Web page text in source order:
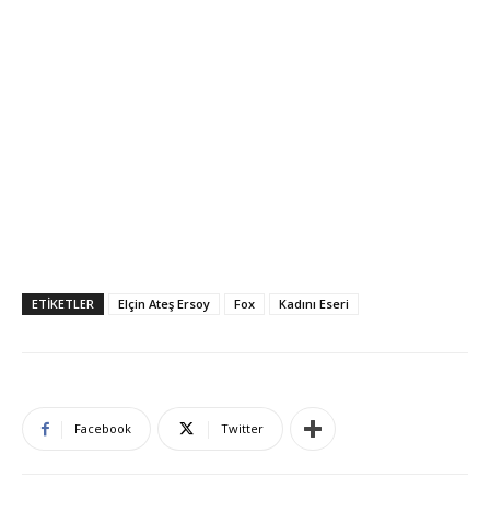
ETIKETLER Elçin Ateş Ersoy Fox Kadını Eseri
Facebook Twitter